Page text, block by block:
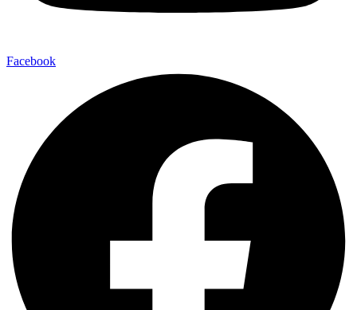
Facebook